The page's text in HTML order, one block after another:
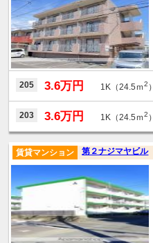
205 3.6万円 1K（24.5ｍ2 ）
203 3.6万円 1K（24.5ｍ2 ）
第２ナジマヤビル
賃貸マンション